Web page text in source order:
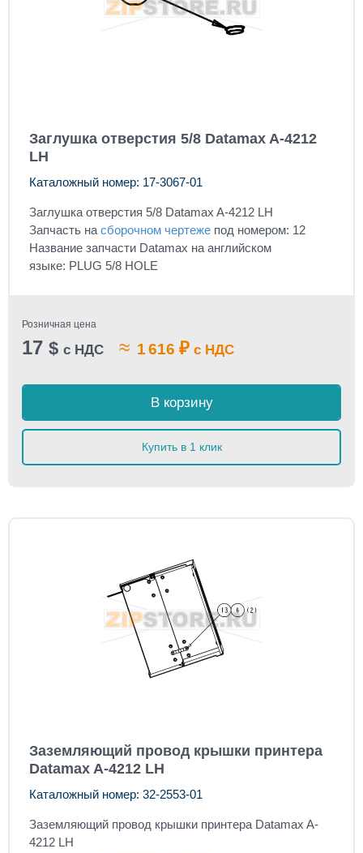
Заглушка отверстия 5/8 Datamax A-4212
LH
Каталожный номер: 17-3067-01
Заглушка отверстия 5/8 Datamax A-4212 LH
Запчасть на сборочном чертеже под номером: 12
Название запчасти Datamax на английском
языке: PLUG 5/8 HOLE
Розничная цена
17 $ с НДС ≈ 1 616 ₽ с НДС
В корзину
Купить в 1 клик
Заземляющий провод крышки принтера
Datamax A-4212 LH
Каталожный номер: 32-2553-01
Заземляющий провод крышки принтера Datamax A-
4212 LH